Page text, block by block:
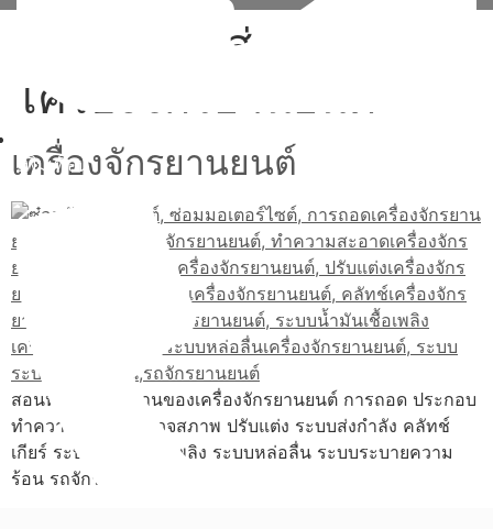
เพิ่มเพื่อน
ระบบส่งกำลัง
เครื่องจักรยานยนต์
เครื่องจักรยานยนต์
สอนหลักการทำงานของเครื่องจักรยานยนต์ การถอด ประกอบ
ทำความสะอาด ตรวจสภาพ ปรับแต่ง ระบบส่งกำลัง คลัทช์
เกียร์ ระบบน้ำมันเชื้อเพลิง ระบบหล่อลื่น ระบบระบายความ
ร้อน รถจักรยานยนต์